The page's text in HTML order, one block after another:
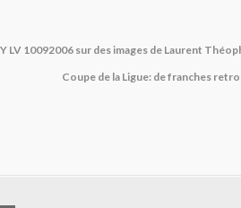
LV 10092006 sur des images de Laurent
Coupe de la Ligue: de franches